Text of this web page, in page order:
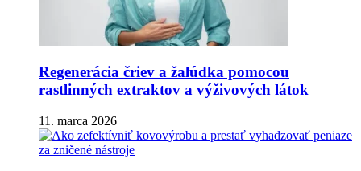
Regenerácia čriev a žalúdka pomocou
rastlinných extraktov a výživových látok
11. marca 2026